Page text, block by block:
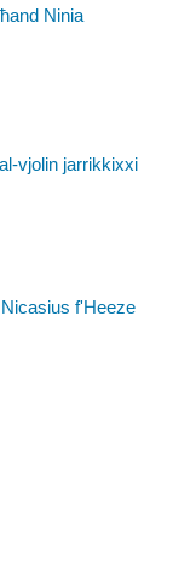
Ninia
vjolin jarrikkixxi
f'Heeze